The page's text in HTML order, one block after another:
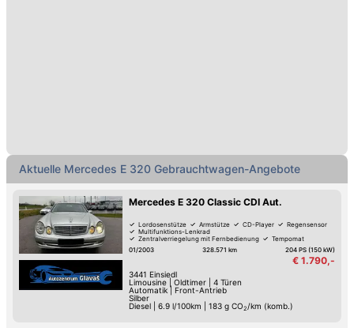
Aktuelle Mercedes E 320 Gebrauchtwagen-Angebote
Mercedes E 320 Classic CDI Aut.
Lordosenstütze Armstütze CD-Player
Regensensor
Multifunktions-Lenkrad
Zentralverriegelung mit Fernbedienung
Tempomat
Autom. Klimaanlage
01/2003 328.571 km 204 PS (150 kW)
€ 1.790,-
3441 Einsiedl
Limousine| Oldtimer|
4 Türen
Automatik| Front-Antrieb
Silber
Diesel
6.9 l/100km 183 g CO2 /km (komb.)